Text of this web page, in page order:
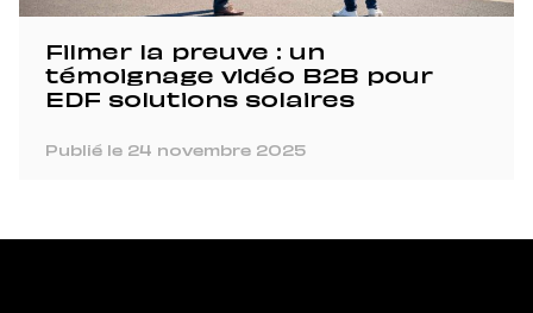
Filmer la preuve : un
témoignage vidéo B2B pour
EDF solutions solaires
Publié le 24 novembre 2025